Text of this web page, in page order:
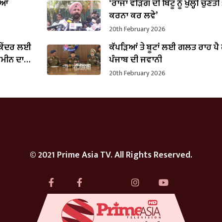
‘ਰਾਜਾ ਵੜਿੰਗ ਦੀ ਬਿੱਟੂ ਨੂੰ ਖੁੱਲ੍ਹੀ
ਕਰਨਾ ਕਰ ਲਵੇ’
20th February 2026
ਕੇਂਦਰ ਲਈ
ਦਾ
ਕੱਪੜਿਆਂ ਤੇ ਬੂਟਾਂ ਲਈ ਗਲਤ ਰਾਹ ਪੈ
ਪੰਜਾਬ ਦੀ ਜਵਾਨੀ
20th February 2026
© 2021 Prime Asia TV. All Rights Reserved.